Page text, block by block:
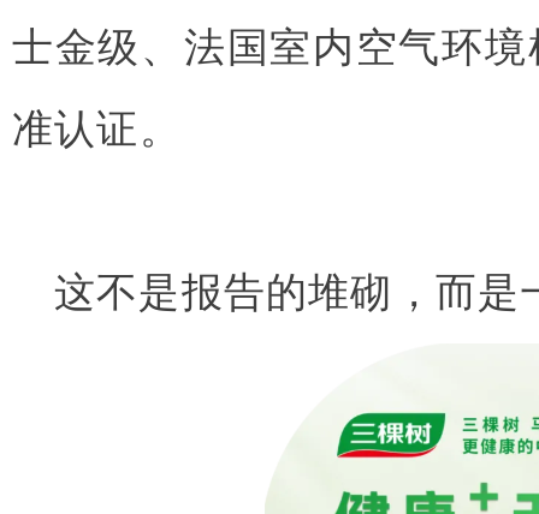
士金级、法国室内空气环
准认证。
这不是报告的堆砌，而是